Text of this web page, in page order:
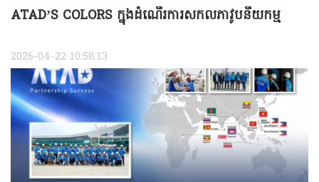
ATAD’S COLORS ​​​ក្នុងដំណើរការសកលភាវូបនីយកម្ម
2026-04-22 10:58:13